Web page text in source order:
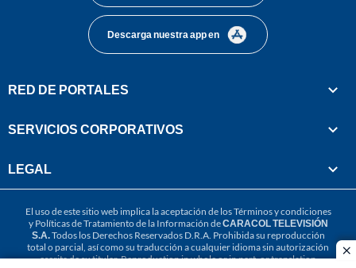
Descarga nuestra app en
RED DE PORTALES
SERVICIOS CORPORATIVOS
LEGAL
El uso de este sitio web implica la aceptación de losTérminos y condiciones
y Políticas de Tratamiento de la Información deCARACOL TELEVISIÓN
S.A.Todos los Derechos Reservados D.R.A. Prohibida su reproducción
total o parcial, así como su traducción a cualquier idioma sin autorización
escrita de su titular. Reproduction in whole or in part, or translation